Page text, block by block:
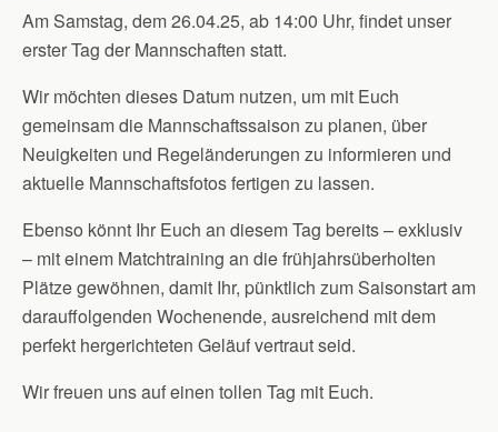
Am Samstag, dem 26.04.25, ab 14:00 Uhr, findet unser
erster Tag der Mannschaften statt.
Wir möchten dieses Datum nutzen, um mit Euch
gemeinsam die Mannschaftssaison zu planen, über
Neuigkeiten und Regeländerungen zu informieren und
aktuelle Mannschaftsfotos fertigen zu lassen.
Ebenso könnt Ihr Euch an diesem Tag bereits – exklusiv
– mit einem Matchtraining an die frühjahrsüberholten
Plätze gewöhnen, damit Ihr, pünktlich zum Saisonstart am
darauffolgenden Wochenende, ausreichend mit dem
perfekt hergerichteten Geläuf vertraut seid.
Wir freuen uns auf einen tollen Tag mit Euch.